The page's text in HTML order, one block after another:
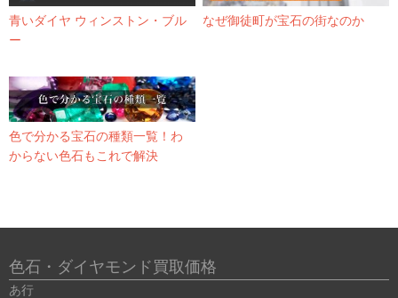
青いダイヤ ウィンストン・ブル
ー
なぜ御徒町が宝石の街なのか
色で分かる宝石の種類一覧！わ
からない色石もこれで解決
色石・ダイヤモンド買取価格
あ行